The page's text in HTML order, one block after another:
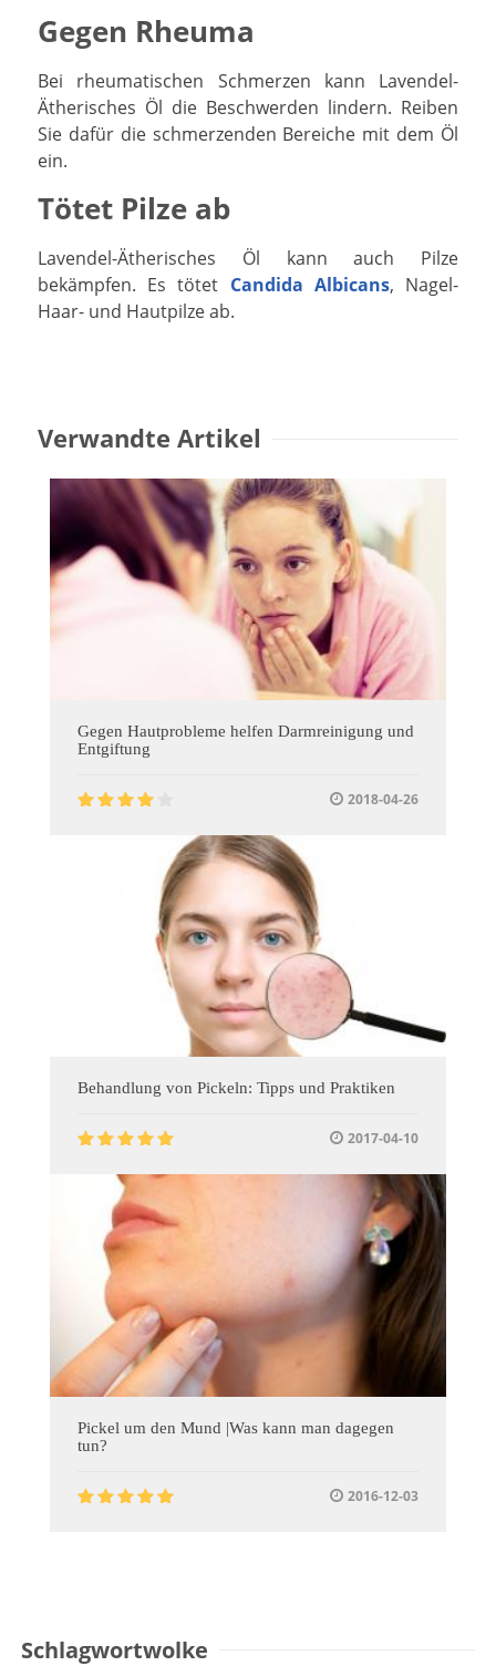
Gegen Rheuma
Bei rheumatischen Schmerzen kann Lavendel-
Ätherisches Öl die Beschwerden lindern. Reiben
Sie dafür die schmerzenden Bereiche mit dem Öl
ein.
Tötet Pilze ab
Lavendel-Ätherisches Öl kann auch Pilze
bekämpfen. Es tötet Candida Albicans, Nagel-
Haar- und Hautpilze ab.
Verwandte Artikel
Gegen Hautprobleme helfen Darmreinigung und
Entgiftung
2018-04-26
Behandlung von Pickeln: Tipps und Praktiken
2017-04-10
Pickel um den Mund |Was kann man dagegen
tun?
2016-12-03
Schlagwortwolke